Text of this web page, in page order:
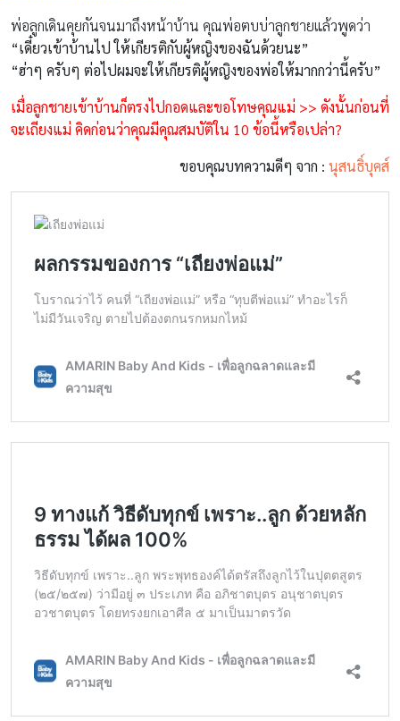
พ่อลูกเดินคุยกันจนมาถึงหน้าบ้าน คุณพ่อตบบ่าลูกชายแล้วพูดว่า
“เดี๋ยวเข้าบ้านไป ให้เกียรติกับผู้หญิงของฉันด้วยนะ”
“ฮ่าๆ ครับๆ ต่อไปผมจะให้เกียรติผู้หญิงของพ่อให้มากกว่านี้ครับ”
เมื่อลูกชายเข้าบ้านก็ตรงไปกอดและขอโทษคุณแม่ >> ดังนั้นก่อนที่
จะเถียงแม่ คิดก่อนว่าคุณมีคุณสมบัติใน 10 ข้อนี้หรือเปล่า?
ขอบคุณบทความดีๆ จาก : นุสนธิ์บุคส์